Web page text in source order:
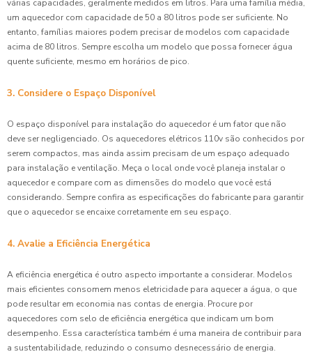
várias capacidades, geralmente medidos em litros. Para uma família média,
um aquecedor com capacidade de 50 a 80 litros pode ser suficiente. No
entanto, famílias maiores podem precisar de modelos com capacidade
acima de 80 litros. Sempre escolha um modelo que possa fornecer água
quente suficiente, mesmo em horários de pico.
3. Considere o Espaço Disponível
O espaço disponível para instalação do aquecedor é um fator que não
deve ser negligenciado. Os aquecedores elétricos 110v são conhecidos por
serem compactos, mas ainda assim precisam de um espaço adequado
para instalação e ventilação. Meça o local onde você planeja instalar o
aquecedor e compare com as dimensões do modelo que você está
considerando. Sempre confira as especificações do fabricante para garantir
que o aquecedor se encaixe corretamente em seu espaço.
4. Avalie a Eficiência Energética
A eficiência energética é outro aspecto importante a considerar. Modelos
mais eficientes consomem menos eletricidade para aquecer a água, o que
pode resultar em economia nas contas de energia. Procure por
aquecedores com selo de eficiência energética que indicam um bom
desempenho. Essa característica também é uma maneira de contribuir para
a sustentabilidade, reduzindo o consumo desnecessário de energia.